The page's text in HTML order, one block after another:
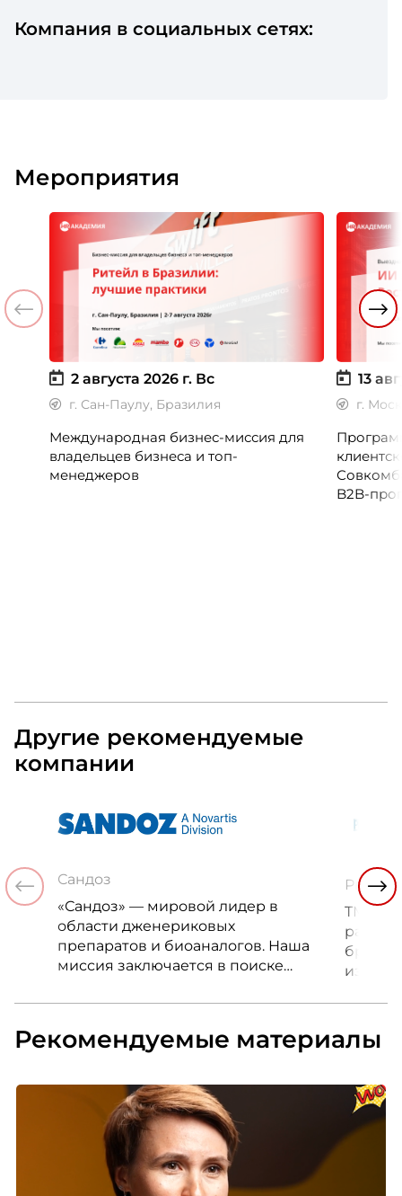
Компания в социальных сетях:
Мероприятия
2 августа 2026 г. Вс
г. Сан-Паулу, Бразилия
Международная бизнес-миссия для
владельцев бизнеса и топ-
менеджеров
13
г.
B2B-
Другие рекомендуемые
компании
Сандоз
«Сандоз» — мировой лидер в
области дженериковых
препаратов и биоаналогов. Наша
миссия заключается в поиске
и продолжительности жизни
ТМ
бренд,
из
Рекомендуемые материалы